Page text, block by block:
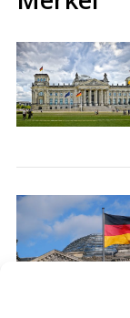
e
a
r
c
h